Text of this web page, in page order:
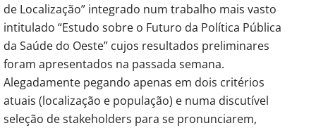
de Localização” integrado num trabalho mais vasto
intitulado “Estudo sobre o Futuro da Política Pública
da Saúde do Oeste” cujos resultados preliminares
foram apresentados na passada semana.
Alegadamente pegando apenas em dois critérios
atuais (localização e população) e numa discutível
seleção de stakeholders para se pronunciarem,